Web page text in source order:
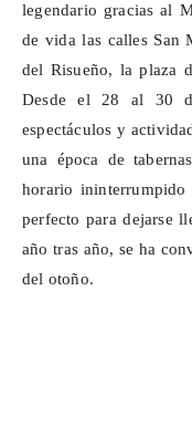
legendario gracias al
de vida las calles San
del Risueño, la plaza
Desde el 28 al 30
espectáculos y
una época de
horario
perfecto para dejarse
año tras año, se ha
del otoño.